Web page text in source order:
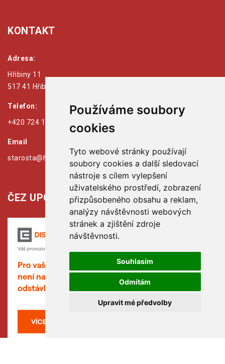
Používáme soubory
cookies
Tyto webové stránky používají
soubory cookies a další sledovací
nástroje s cílem vylepšení
uživatelského prostředí, zobrazení
přizpůsobeného obsahu a reklam,
analýzy návštěvnosti webových
stránek a zjištění zdroje
návštěvnosti.
Souhlasím
Odmítám
Upravit mé předvolby
KONTAKT
Adresa:
Hřibiny 11
517 41 Hřibiny - Ledská
Telefon:
+420 724 179 125
Email
starosta@hribiny-ledska.cz
ČEZ UPOZORŇUJE: